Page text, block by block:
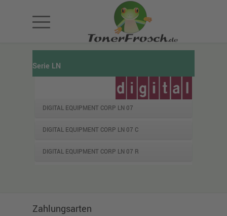
Serie LN
DIGITAL EQUIPMENT CORP LN 07
DIGITAL EQUIPMENT CORP LN 07 C
DIGITAL EQUIPMENT CORP LN 07 R
Zahlungsarten